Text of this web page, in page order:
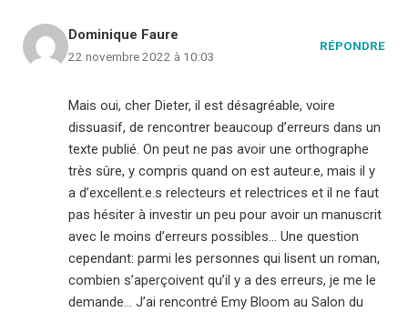
Dominique Faure
22 novembre 2022 à 10:03
RÉPONDRE
Mais oui, cher Dieter, il est désagréable, voire
dissuasif, de rencontrer beaucoup d’erreurs dans un
texte publié. On peut ne pas avoir une orthographe
très sûre, y compris quand on est auteur.e, mais il y
a d’excellent.e.s relecteurs et relectrices et il ne faut
pas hésiter à investir un peu pour avoir un manuscrit
avec le moins d’erreurs possibles… Une question
cependant: parmi les personnes qui lisent un roman,
combien s’aperçoivent qu’il y a des erreurs, je me le
demande… J’ai rencontré Emy Bloom au Salon du